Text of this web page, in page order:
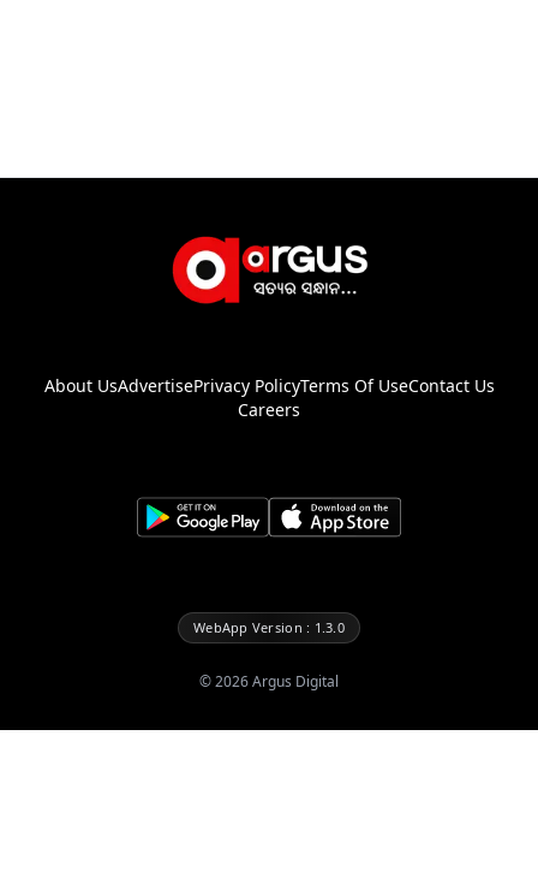
About UsAdvertisePrivacy PolicyTerms Of UseContact Us
Careers
WebApp Version : 1.3.0
©2026Argus Digital